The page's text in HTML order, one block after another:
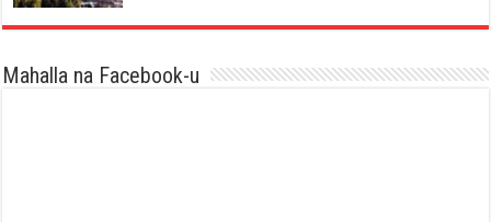
Mahalla na Facebook-u